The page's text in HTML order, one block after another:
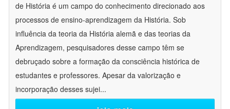
de História é um campo do conhecimento direcionado aos
processos de ensino-aprendizagem da História. Sob
influência da teoria da História alemã e das teorias da
Aprendizagem, pesquisadores desse campo têm se
debruçado sobre a formação da consciência histórica de
estudantes e professores. Apesar da valorização e
incorporação desses sujei...